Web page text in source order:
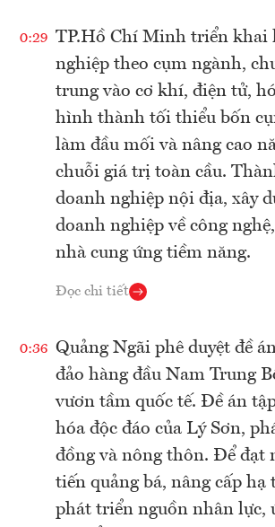
0:29 TP.Hồ Chí Minh triển khai
nghiệp theo cụm ngành,
trung vào cơ khí, điện tử,
hình thành tối thiểu bốn
làm đầu mối và nâng cao
chuỗi giá trị toàn cầu.
doanh nghiệp nội địa, xây
doanh nghiệp về công
nhà cung ứng tiềm năng.
Đọc chi tiết
0:36 Quảng Ngãi phê duyệt đề
đảo hàng đầu Nam Trung
vươn tầm quốc tế. Đề án
hóa độc đáo của Lý Sơn,
đồng và nông thôn. Để đạt
tiến quảng bá, nâng cấp
phát triển nguồn nhân lực,